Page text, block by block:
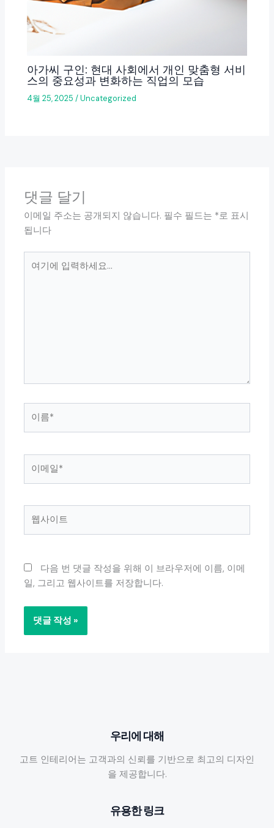
아가씨 구인: 현대 사회에서 개인 맞춤형 서비
스의 중요성과 변화하는 직업의 모습
4월 25, 2025/Uncategorized
댓글 달기
이메일 주소는 공개되지 않습니다. 필수 필드는 *로 표시
됩니다
*
다음 번 댓글 작성을 위해 이 브라우저에 이름, 이메
일, 그리고 웹사이트를 저장합니다.
우리에 대해
고트 인테리어는 고객과의 신뢰를 기반으로 최고의 디자인
을 제공합니다.
유용한 링크